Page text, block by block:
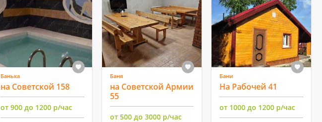
Банька
на Советской 158
от 900 до 1200 р/час
Баня
на Советской Армии
55
от 500 до 3000 р/час
Бани
На Рабочей 41
от 1000 до 1200 р/час